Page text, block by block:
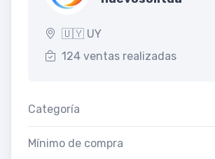
🇺🇾 UY
124 ventas realizadas
Categoría
Mínimo de compra